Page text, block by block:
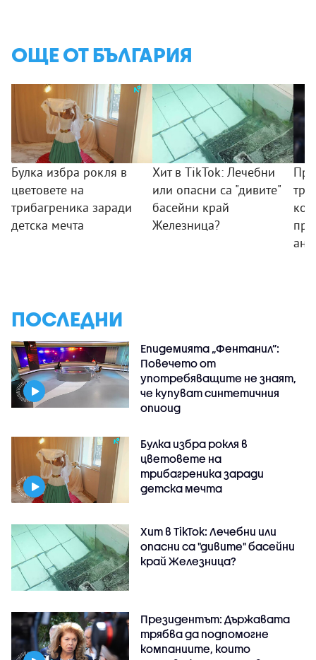
ОЩЕ ОТ БЪЛГАРИЯ
Булка избра рокля в
цветовете на
трибагреника заради
детска мечта
Хит в TikTok: Лечебни
или опасни са "дивите"
басейни край
Железница?
ПОСЛЕДНИ
Епидемията „Фентанил”:
Повечето от
употребяващите не знаят,
че купуват синтетичния
опиоид
Булка избра рокля в
цветовете на
трибагреника заради
детска мечта
Хит в TikTok: Лечебни или
опасни са "дивите" басейни
край Железница?
Президентът: Държавата
трябва да подпомогне
компаниите, които